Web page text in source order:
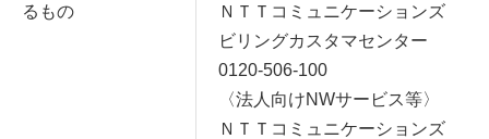
るもの
ＮＴＴコミュニケーションズ
ビリングカスタマセンター
0120-506-100
〈法人向けNWサービス等〉
ＮＴＴコミュニケーションズ